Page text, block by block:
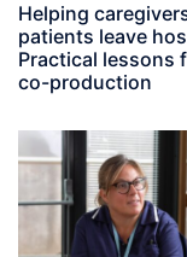
Helping
patients leave
Practical lessons
co-production